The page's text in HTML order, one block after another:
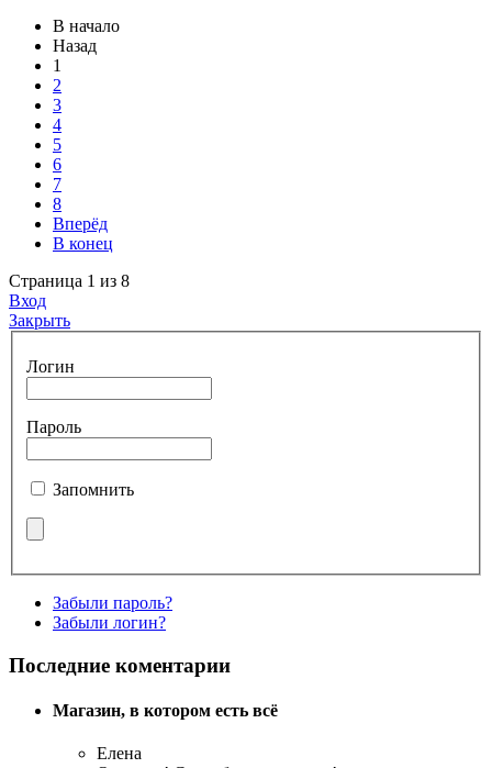
В начало
Назад
1
2
3
4
5
6
7
8
Вперёд
В конец
Страница 1 из 8
Вход
Закрыть
Логин
Пароль
Запомнить
Забыли пароль?
Забыли логин?
Последние коментарии
Магазин, в котором есть всё
Елена